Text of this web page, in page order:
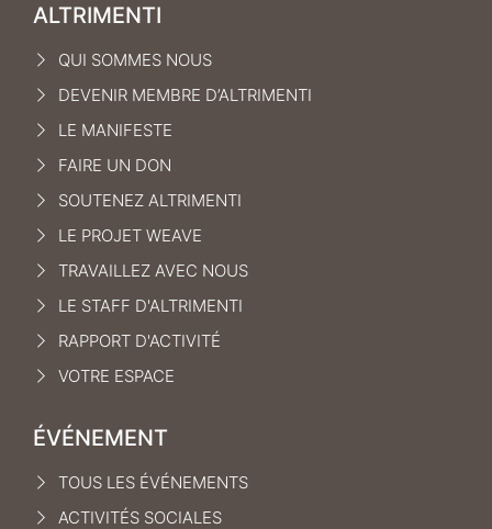
ALTRIMENTI
QUI SOMMES NOUS
DEVENIR MEMBRE D’ALTRIMENTI
LE MANIFESTE
FAIRE UN DON
SOUTENEZ ALTRIMENTI
LE PROJET WEAVE
TRAVAILLEZ AVEC NOUS
LE STAFF D'ALTRIMENTI
RAPPORT D'ACTIVITÉ
VOTRE ESPACE
ÉVÉNEMENT
TOUS LES ÉVÉNEMENTS
ACTIVITÉS SOCIALES